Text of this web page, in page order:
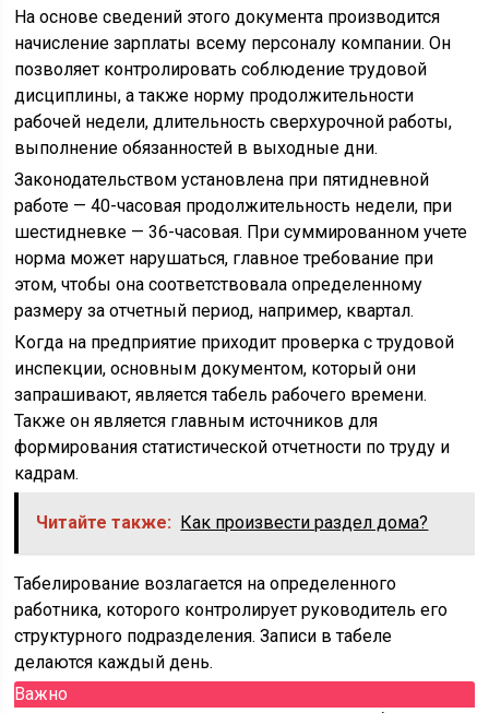
На основе сведений этого документа производится
начисление зарплаты всему персоналу компании. Он
позволяет контролировать соблюдение трудовой
дисциплины, а также норму продолжительности
рабочей недели, длительность сверхурочной работы,
выполнение обязанностей в выходные дни.
Законодательством установлена при пятидневной
работе — 40-часовая продолжительность недели, при
шестидневке — 36-часовая. При суммированном учете
норма может нарушаться, главное требование при
этом, чтобы она соответствовала определенному
размеру за отчетный период, например, квартал.
Когда на предприятие приходит проверка с трудовой
инспекции, основным документом, который они
запрашивают, является табель рабочего времени.
Также он является главным источников для
формирования статистической отчетности по труду и
кадрам.
Читайте также: Как произвести раздел дома?
Табелирование возлагается на определенного
работника, которого контролирует руководитель его
структурного подразделения. Записи в табеле
делаются каждый день.
Важно